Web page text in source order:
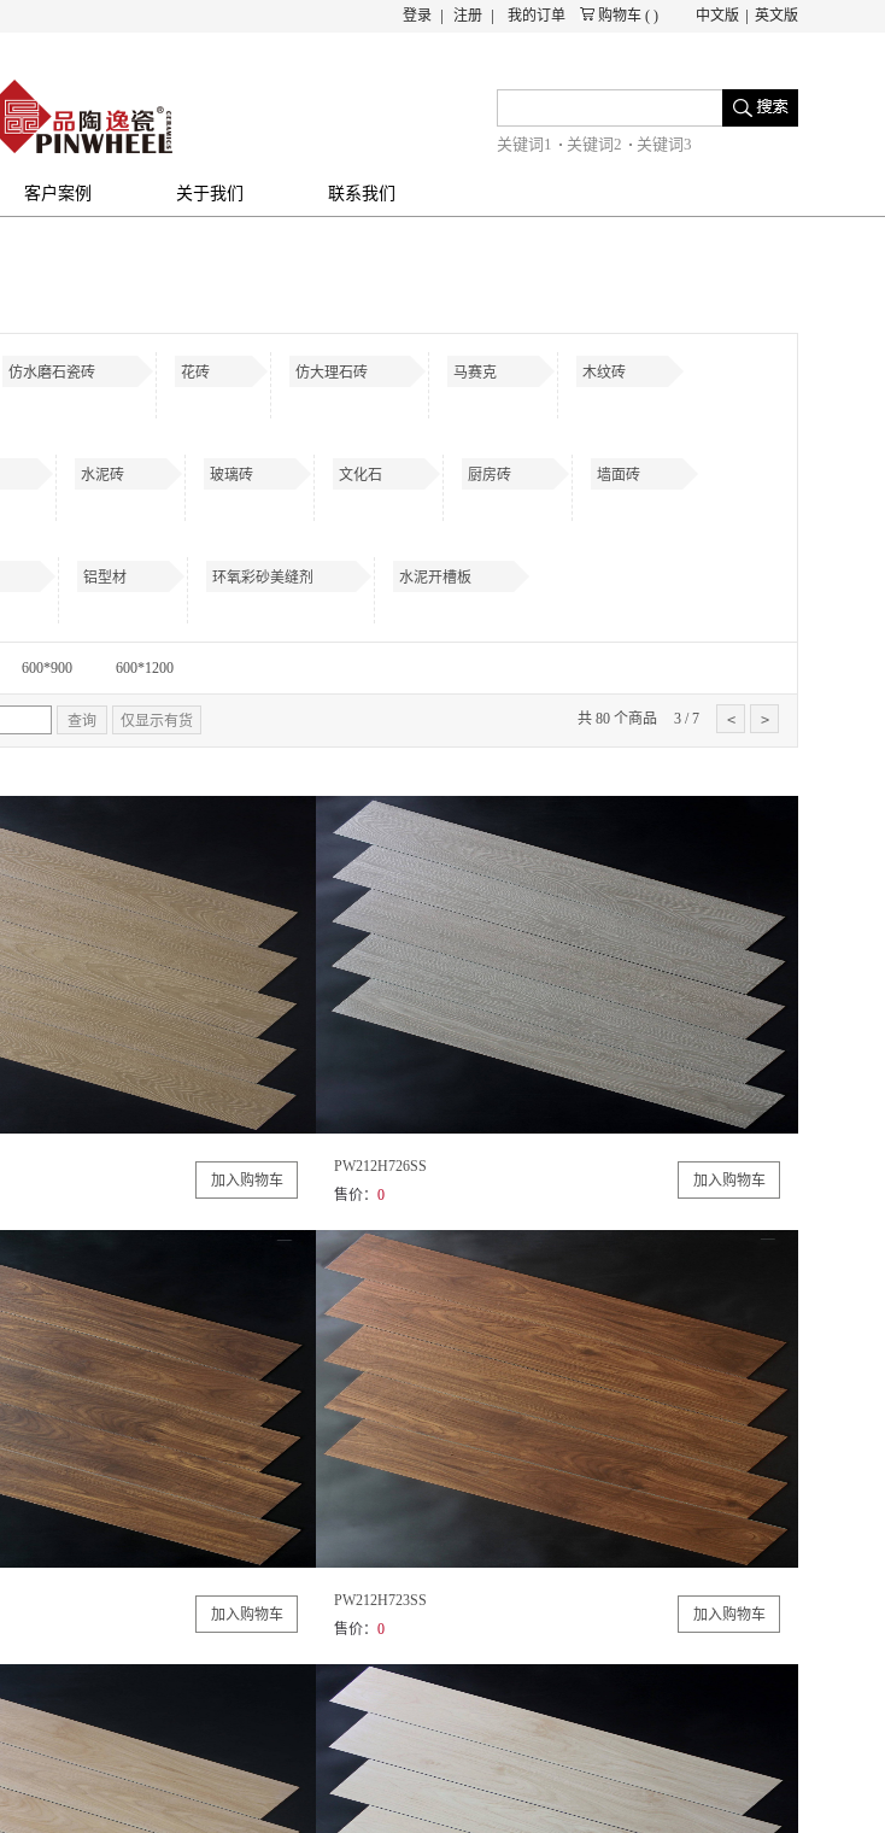
中文版 英文版
购物车 ( )
我的订单
登录 注册
关键词1 关键词2 关键词3
客户案例 关于我们 联系我们
仿水磨石瓷砖 花砖 仿大理石砖 马赛克 木纹砖
水泥砖 玻璃砖 文化石 厨房砖 墙面砖
铝型材 环氧彩砂美缝剂 水泥开槽板
600*900 600*1200
查询 仅显示有货 共 80 个商品 3 / 7 >
<
PW212H726SS
售价： 0
PW212H723SS
售价： 0